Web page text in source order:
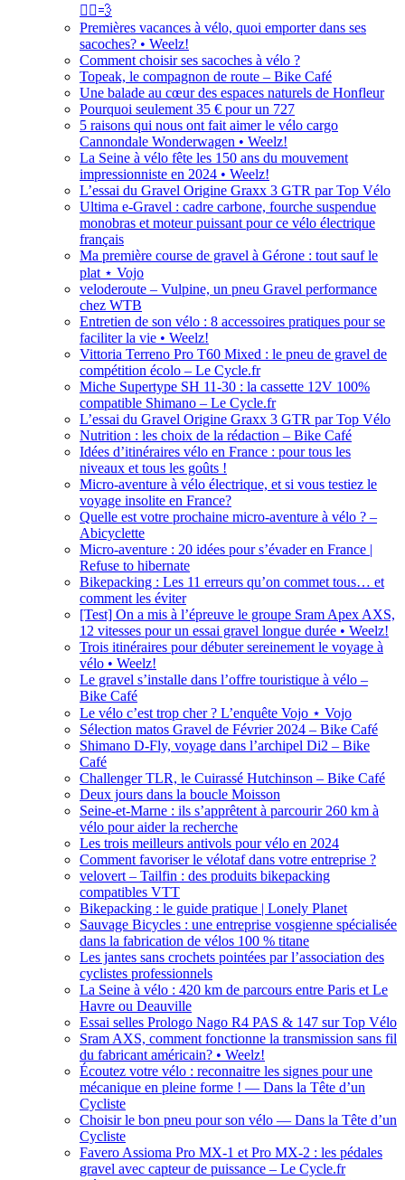
🚴‍♂️💨
Premières vacances à vélo, quoi emporter dans ses
sacoches? • Weelz!
Comment choisir ses sacoches à vélo ?
Topeak, le compagnon de route – Bike Café
Une balade au cœur des espaces naturels de Honfleur
Pourquoi seulement 35 € pour un 727
5 raisons qui nous ont fait aimer le vélo cargo
Cannondale Wonderwagen • Weelz!
La Seine à vélo fête les 150 ans du mouvement
impressionniste en 2024 • Weelz!
L’essai du Gravel Origine Graxx 3 GTR par Top Vélo
Ultima e-Gravel : cadre carbone, fourche suspendue
monobras et moteur puissant pour ce vélo électrique
français
Ma première course de gravel à Gérone : tout sauf le
plat ⋆ Vojo
veloderoute – Vulpine, un pneu Gravel performance
chez WTB
Entretien de son vélo : 8 accessoires pratiques pour se
faciliter la vie • Weelz!
Vittoria Terreno Pro T60 Mixed : le pneu de gravel de
compétition écolo – Le Cycle.fr
Miche Supertype SH 11-30 : la cassette 12V 100%
compatible Shimano – Le Cycle.fr
L’essai du Gravel Origine Graxx 3 GTR par Top Vélo
Nutrition : les choix de la rédaction – Bike Café
Idées d’itinéraires vélo en France : pour tous les
niveaux et tous les goûts !
Micro-aventure à vélo électrique, et si vous testiez le
voyage insolite en France?
Quelle est votre prochaine micro-aventure à vélo ? –
Abicyclette
Micro-aventure : 20 idées pour s’évader en France |
Refuse to hibernate
Bikepacking : Les 11 erreurs qu’on commet tous… et
comment les éviter
[Test] On a mis à l’épreuve le groupe Sram Apex AXS,
12 vitesses pour un essai gravel longue durée • Weelz!
Trois itinéraires pour débuter sereinement le voyage à
vélo • Weelz!
Le gravel s’installe dans l’offre touristique à vélo –
Bike Café
Le vélo c’est trop cher ? L’enquête Vojo ⋆ Vojo
Sélection matos Gravel de Février 2024 – Bike Café
Shimano D-Fly, voyage dans l’archipel Di2 – Bike
Café
Challenger TLR, le Cuirassé Hutchinson – Bike Café
Deux jours dans la boucle Moisson
Seine-et-Marne : ils s’apprêtent à parcourir 260 km à
vélo pour aider la recherche
Les trois meilleurs antivols pour vélo en 2024
Comment favoriser le vélotaf dans votre entreprise ?
velovert – Tailfin : des produits bikepacking
compatibles VTT
Bikepacking : le guide pratique | Lonely Planet
Sauvage Bicycles : une entreprise vosgienne spécialisée
dans la fabrication de vélos 100 % titane
Les jantes sans crochets pointées par l’association des
cyclistes professionnels
La Seine à vélo : 420 km de parcours entre Paris et Le
Havre ou Deauville
Essai selles Prologo Nago R4 PAS & 147 sur Top Vélo
Sram AXS, comment fonctionne la transmission sans fil
du fabricant américain? • Weelz!
Écoutez votre vélo : reconnaitre les signes pour une
mécanique en pleine forme ! — Dans la Tête d’un
Cycliste
Choisir le bon pneu pour son vélo — Dans la Tête d’un
Cycliste
Favero Assioma Pro MX-1 et Pro MX-2 : les pédales
gravel avec capteur de puissance – Le Cycle.fr